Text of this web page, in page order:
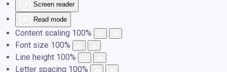
Screen reader
Read mode
Content scaling 100%
Font size 100%
Line height 100%
Letter spacing 100%